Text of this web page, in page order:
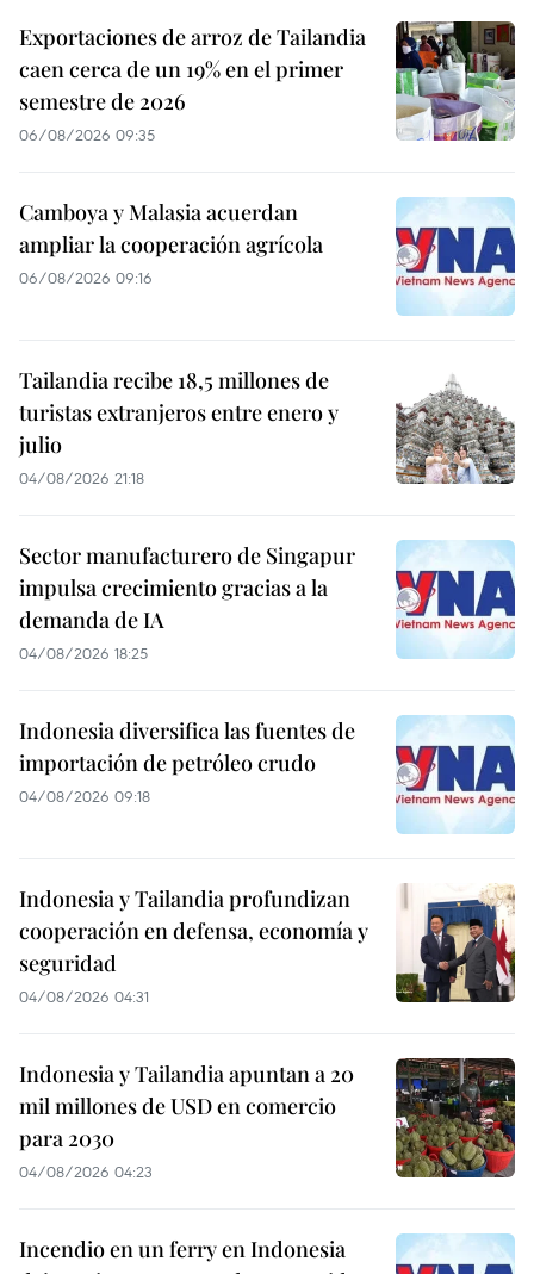
Exportaciones de arroz de Tailandia
caen cerca de un 19% en el primer
semestre de 2026
06/08/2026 09:35
Camboya y Malasia acuerdan
ampliar la cooperación agrícola
06/08/2026 09:16
Tailandia recibe 18,5 millones de
turistas extranjeros entre enero y
julio
04/08/2026 21:18
Sector manufacturero de Singapur
impulsa crecimiento gracias a la
demanda de IA
04/08/2026 18:25
Indonesia diversifica las fuentes de
importación de petróleo crudo
04/08/2026 09:18
Indonesia y Tailandia profundizan
cooperación en defensa, economía y
seguridad
04/08/2026 04:31
Indonesia y Tailandia apuntan a 20
mil millones de USD en comercio
para 2030
04/08/2026 04:23
Incendio en un ferry en Indonesia